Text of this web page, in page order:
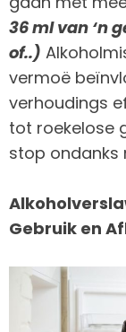
36 ml van ‘n
of..)
vermoë
verhoudings
tot roekelose
stop ondanks
Gebruik en